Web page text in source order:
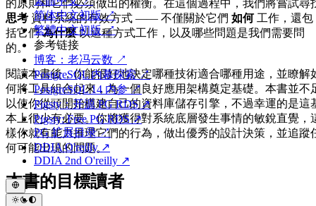
简体中文初版 ↗
繁體中文初版 ↗
参考链接
博客：老冯云数 ↗
PostgreSQL 内幕探索 ↗
PostgreSQL 14 内参 ↗
Pigsty：开源 PG RDS ↗
Pigsty: Free PG RDS ↗
PG 扩展目录 ↗
DDIA O'reilly ↗
DDIA 2nd O'reilly ↗
的原則和它們必須做出的權衡。在這個過程中，我們將嘗試尋
思考 資料系統的有效方式 —— 不僅關於它們 如何工作，還包
括它們為什麼以這種方式工作，以及哪些問題是我們需要問
的。
閱讀本書後，你能很好地決定哪種技術適合哪種用途，並瞭解
何將工具組合起來，為一個良好應用架構奠定基礎。本書並不
以使你從頭開始構建自己的資料庫儲存引擎，不過幸運的是這
本上很少有必要。你將獲得對系統底層發生事情的敏銳直覺，
樣你就有能力推理它們的行為，做出優秀的設計決策，並追蹤
何可能出現的問題。
本書的目標讀者